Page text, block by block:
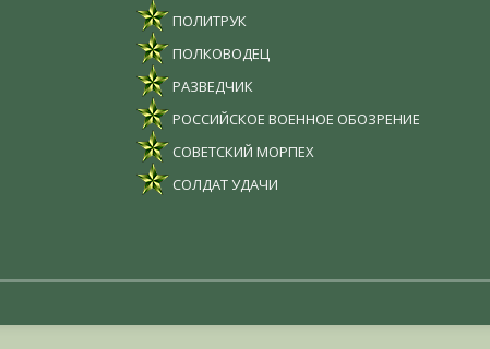
ПОЛИТРУК
ПОЛКОВОДЕЦ
РАЗВЕДЧИК
РОССИЙСКОЕ ВОЕННОЕ ОБОЗРЕНИЕ
СОВЕТСКИЙ МОРПЕХ
СОЛДАТ УДАЧИ